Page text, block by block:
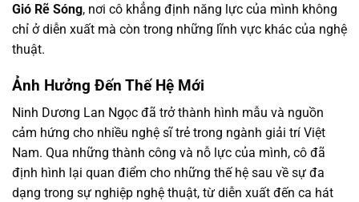
Gió Rẽ Sóng, nơi cô khẳng định năng lực của mình không
chỉ ở diễn xuất mà còn trong những lĩnh vực khác của nghệ
thuật.
Ảnh Hưởng Đến Thế Hệ Mới
Ninh Dương Lan Ngọc đã trở thành hình mẫu và nguồn
cảm hứng cho nhiều nghệ sĩ trẻ trong ngành giải trí Việt
Nam. Qua những thành công và nỗ lực của mình, cô đã
định hình lại quan điểm cho những thế hệ sau về sự đa
dạng trong sự nghiệp nghệ thuật, từ diễn xuất đến ca hát